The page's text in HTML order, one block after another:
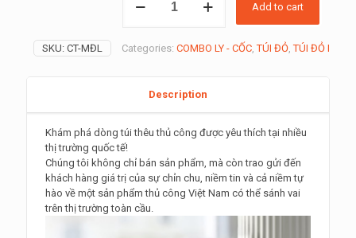
tặng
trắng
men
đá
quantity
Add to cart
SKU: CT-MĐL Categories: COMBO LY - CỐC,TÚI ĐỎ,TÚI ĐỎ I
Description
Khám phá dòng túi thêu thủ công được yêu thích tại nhiều
thị trường quốc tế!
Chúng tôi không chỉ bán sản phẩm, mà còn trao gửi đến
khách hàng giá trị của sự chỉn chu, niềm tin và cả niềm tự
hào về một sản phẩm thủ công Việt Nam có thể sánh vai
trên thị trường toàn cầu.